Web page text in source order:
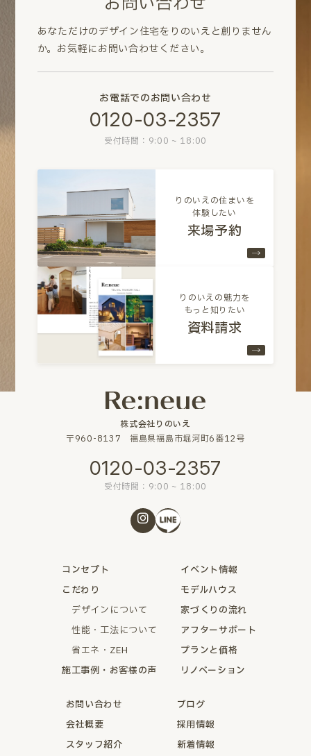
あなただけのデザイン住宅をりのいえと創りません
か。 お気軽にお問い合わせください。
お電話でのお問い合わせ
0120-03-2357
受付時間：9:00 ~ 18:00
りのいえの住まいを
体験したい
来場予約
りのいえの魅力を
もっと知りたい
資料請求
株式会社りのいえ
〒960-8137 福島県福島市堀河町6番12号
0120-03-2357
受付時間：9:00 ~ 18:00
コンセプト
こだわり
デザインについて
性能・工法について
省エネ・ZEH
施工事例・お客様の声
イベント情報
モデルハウス
家づくりの流れ
アフターサポート
プランと価格
リノベーション
お問い合わせ
会社概要
スタッフ紹介
ブログ
採用情報
新着情報